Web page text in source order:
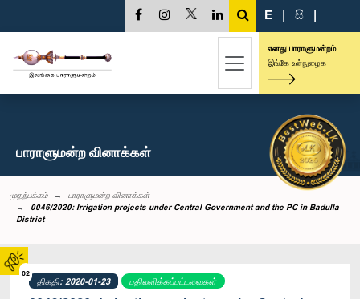
02
E | සි |
எனது பாராளுமன்றம்
இங்கே உள்நுழைக
பாராளுமன்ற வினாக்கள்
முதற்பக்கம்
பாராளுமன்ற வினாக்கள்
0046/2020: Irrigation projects under Central Government and the PC in Badulla
District
திகதி: 2020-01-23 பதிலளிக்கப்பட்டவைகள்